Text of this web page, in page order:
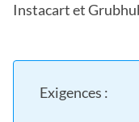
Instacart et
Exigences :